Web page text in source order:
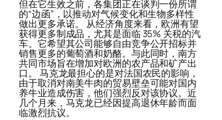
但在它生效之前，各集团正在谈判一份所谓
的“边函”，以推动对气候变化和生物多样性
做出更多承诺。 从经济角度来看，欧洲有望
获得更多制成品，尤其是面临 35% 关税的汽
车。它希望其公司能够自由竞争公开招标并
销售更多的葡萄酒和奶酪。与此同时，南方
共同市场旨在增加对欧洲的农产品和矿产出
口。 马克龙最担心的是对法国农民的影响，
由于取消对南美牛肉的贸易壁垒可能对国内
养牛业造成伤害，他们强烈反对该协议。近
几个月来，马克龙已经因提高退休年龄而面
临激烈抗议。